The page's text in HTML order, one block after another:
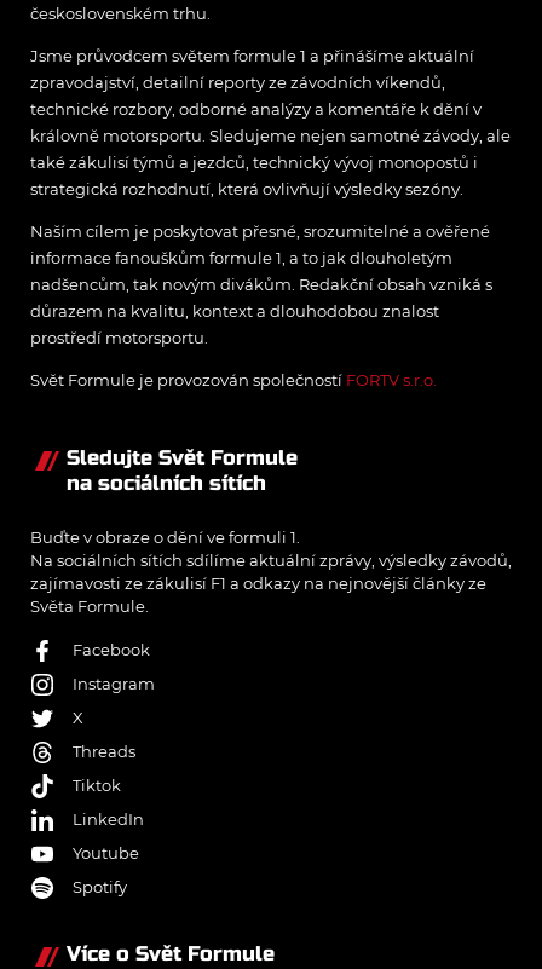
československém trhu.
Jsme průvodcem světem formule 1 a přinášíme aktuální
zpravodajství, detailní reporty ze závodních víkendů,
technické rozbory, odborné analýzy a komentáře k dění v
královně motorsportu. Sledujeme nejen samotné závody, ale
také zákulisí týmů a jezdců, technický vývoj monopostů i
strategická rozhodnutí, která ovlivňují výsledky sezóny.
Naším cílem je poskytovat přesné, srozumitelné a ověřené
informace fanouškům formule 1, a to jak dlouholetým
nadšencům, tak novým divákům. Redakční obsah vzniká s
důrazem na kvalitu, kontext a dlouhodobou znalost
prostředí motorsportu.
Svět Formule je provozován společností FORTV s.r.o.
Sledujte Svět Formule
na sociálních sítích
Buďte v obraze o dění ve formuli 1.
Na sociálních sítích sdílíme aktuální zprávy, výsledky závodů,
zajímavosti ze zákulisí F1 a odkazy na nejnovější články ze
Světa Formule.
Facebook
Instagram
X
Threads
Tiktok
LinkedIn
Youtube
Spotify
Více o Svět Formule